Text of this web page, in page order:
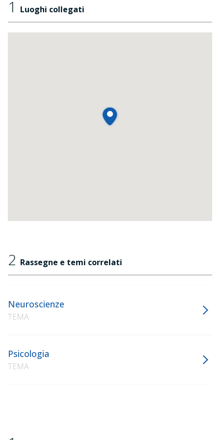
1 Luoghi collegati
2 Rassegne e temi correlati
Neuroscienze
TEMA
Psicologia
TEMA